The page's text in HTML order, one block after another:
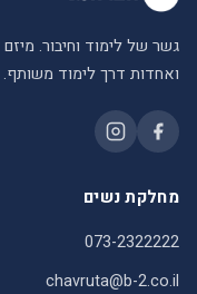
גשר של לימוד וחיבור.
ואחדות דרך לימוד משותף.
מחלקת נשים
073-2322222
chavruta@b-2.co.il